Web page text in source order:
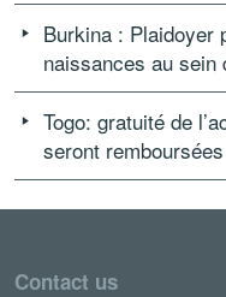
Burkina : Plaidoyer
naissances au sein
Togo: gratuité de
seront remboursées
Contact us